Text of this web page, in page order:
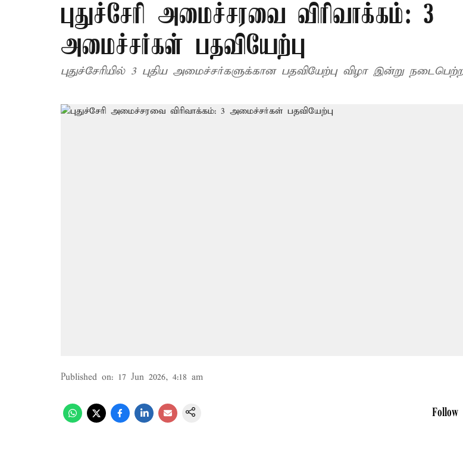
புதுச்சேரி அமைச்சரவை விரிவாக்கம்: 3
அமைச்சர்கள் பதவியேற்பு
புதுச்சேரியில் 3 புதிய அமைச்சர்களுக்கான பதவியேற்பு விழா இன்று
Published on: 17 Jun 2026, 4:18 am
Follow